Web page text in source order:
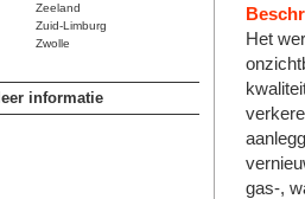
Zeeland
Zuid-Limburg
Zwolle
informatie
Het
gas-,